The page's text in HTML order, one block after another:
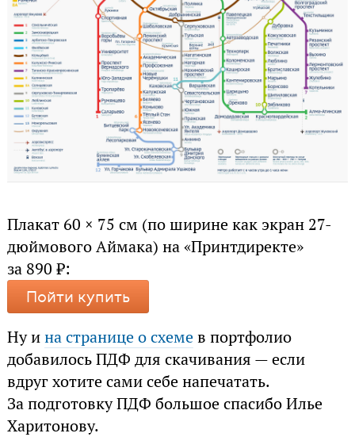
Плакат 60 × 75 см (по ширине как экран 27-
дюймового Аймака) на «Принтдиректе»
за 890 ₽:
Пойти купить
Ну ина странице о схемев портфолио
добавилось ПДФ для скачивания — если
вдруг хотите сами себе напечатать.
За подготовку ПДФ большое спасибо Илье
Харитонову.